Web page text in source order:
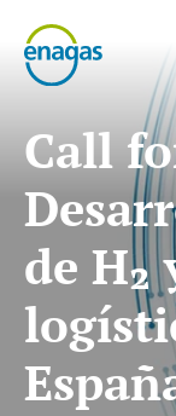
Call
de H₂